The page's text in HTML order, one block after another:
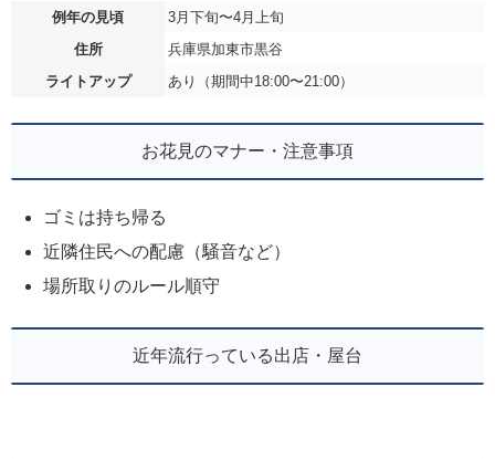
例年の見頃
3月下旬〜4月上旬
住所
兵庫県加東市黒谷
ライトアップ
あり（期間中18:00〜21:00）
お花見のマナー・注意事項
ゴミは持ち帰る
近隣住民への配慮（騒音など）
場所取りのルール順守
近年流行っている出店・屋台